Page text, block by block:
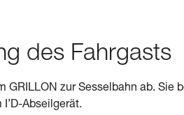
des Fahrgasts
GRILLON zur Sesselbahn ab. Sie
Abseilgerät.